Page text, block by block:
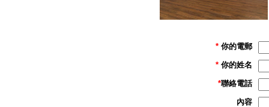
* 你的電郵
* 你的姓名
*聯絡電話
內容